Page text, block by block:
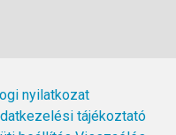
nyilatkozat
tájékoztató